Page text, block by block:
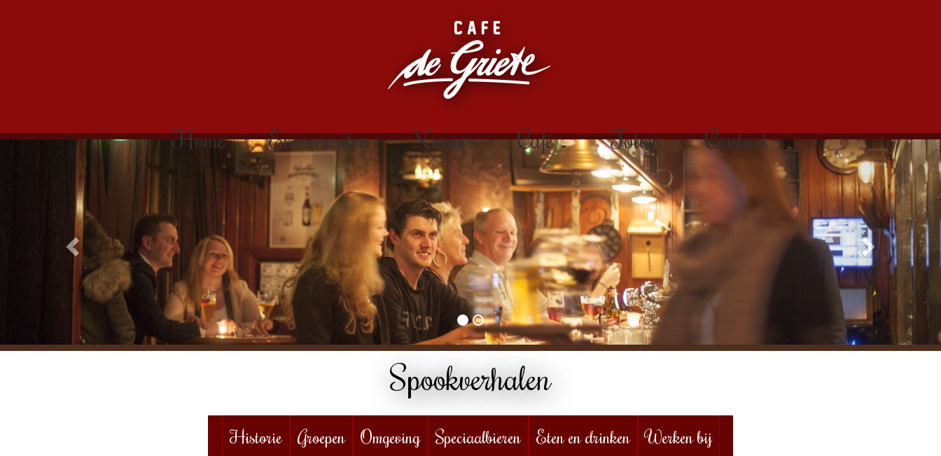
Home Evenementen Nieuws Café Foto's Contact
Spookverhalen
Historie Groepen Omgeving Speciaalbieren Eten en drinken Werken bij